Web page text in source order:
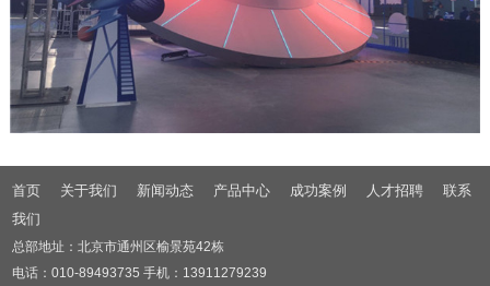
首页 关于我们 新闻动态 产品中心 成功案例 人才招聘
联系
我们
总部地址：北京市通州区榆景苑42栋
电话：010-89493735 手机：13911279239